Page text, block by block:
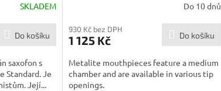
SKLADEM
Do košíku
saxofon s
Standard. Je
Její...
Do 10 dnů
930 Kč bez DPH
1 125 Kč Do košíku
Metalite mouthpieces feature a medium
chamber and are available in various tip
openings.